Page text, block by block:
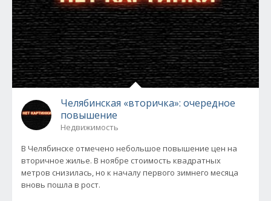
Челябинская «вторичка»: очередное
повышение
Недвижимость
В Челябинске отмечено небольшое повышение цен на
вторичное жилье. В ноябре стоимость квадратных
метров снизилась, но к началу первого зимнего месяца
вновь пошла в рост.